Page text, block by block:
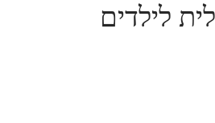
לילדים